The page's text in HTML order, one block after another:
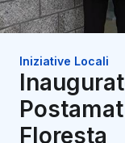
Iniziative Locali
Floresta